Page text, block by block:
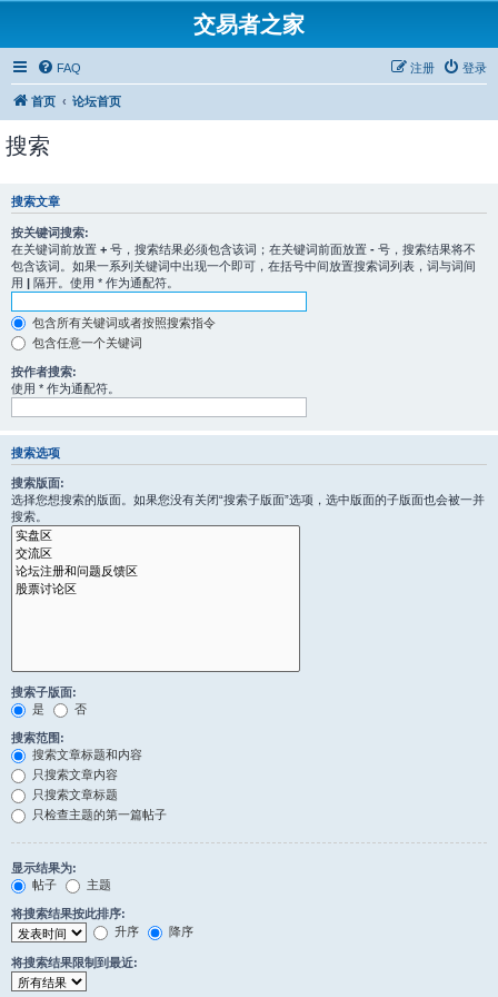
交易者之家
FAQ 登录
注册
首页 论坛首页
搜索
搜索文章
按关键词搜索:
在关键词前放置 + 号，搜索结果必须包含该词；在关键词前面放置 - 号，搜索结果将不
包含该词。如果一系列关键词中出现一个即可，在括号中间放置搜索词列表，词与词间
用 | 隔开。使用 * 作为通配符。
包含所有关键词或者按照搜索指令
包含任意一个关键词
按作者搜索:
使用 * 作为通配符。
搜索选项
搜索版面:
选择您想搜索的版面。如果您没有关闭“搜索子版面”选项，选中版面的子版面也会被一并
搜索。
搜索子版面:
是
否
搜索范围:
搜索文章标题和内容
只搜索文章内容
只搜索文章标题
只检查主题的第一篇帖子
显示结果为:
帖子
主题
将搜索结果按此排序:
升序
降序
将搜索结果限制到最近: